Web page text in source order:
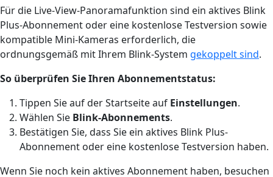
Für die Live-View-Panoramafunktion sind ein aktives Blink
Plus-Abonnement oder eine kostenlose Testversion sowie
kompatible Mini-Kameras erforderlich, die
ordnungsgemäß mit Ihrem Blink-System gekoppelt sind.
So überprüfen Sie Ihren Abonnementstatus:
Tippen Sie auf der Startseite auf Einstellungen.
Wählen Sie Blink-Abonnements.
Bestätigen Sie, dass Sie ein aktives Blink Plus-
Abonnement oder eine kostenlose Testversion haben.
Wenn Sie noch kein aktives Abonnement haben, besuchen